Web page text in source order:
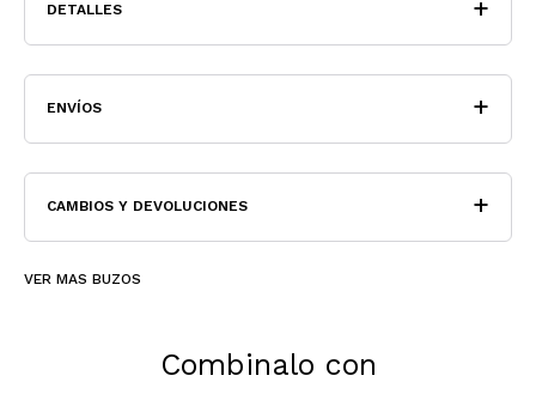
DETALLES
ENVÍOS
CAMBIOS Y DEVOLUCIONES
VER MAS BUZOS
Combinalo con